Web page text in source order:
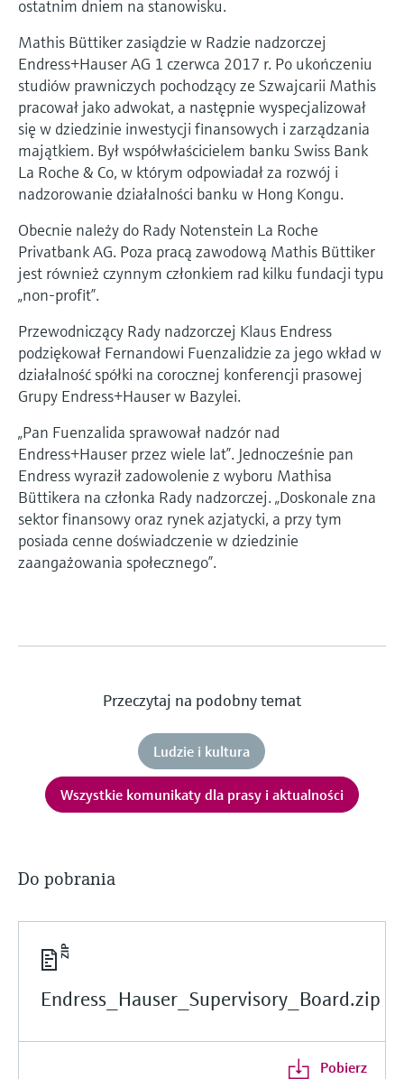
Dostęp do informacji o przyrządzie
Dostęp do szczegółowych danych przyrządu
(instrukcje obsługi, karty katalogowe, nowych
wersji i części zamienne) poprzez
wprowadzenie numeru seryjnego
Endress+Hauser podanego na tabliczce
znamionowej.
Znajdź części zamienne
Po wprowadzeniu kodu przyrządu, kodu
zamówieniowego lub numerze seryjnym
znajdziesz odpowiednią część zamienną oraz
rysunków i instrukcji montażowych, co ułatwi
dokonanie szybkiej wymiany lub naprawy.
Pomiar poziomu za pomocą
ciśnienia
Kup wszystko
measurement
Memosens technology
Kup wszystko
przejrzystości procesów
wspierającej podejmowanie decyzji
ostatnim dniem na stanowisku.
Mathis Büttiker zasiądzie w Radzie nadzorczej
Endress+Hauser AG 1 czerwca 2017 r. Po ukończeniu
studiów prawniczych pochodzący ze Szwajcarii Mathis
pracował jako adwokat, a następnie wyspecjalizował
się w dziedzinie inwestycji finansowych i zarządzania
majątkiem. Był współwłaścicielem banku Swiss Bank
La Roche & Co, w którym odpowiadał za rozwój i
nadzorowanie działalności banku w Hong Kongu.
Obecnie należy do Rady Notenstein La Roche
Privatbank AG. Poza pracą zawodową Mathis Büttiker
jest również czynnym członkiem rad kilku fundacji typu
„non-profit”.
Przewodniczący Rady nadzorczej Klaus Endress
podziękował Fernandowi Fuenzalidzie za jego wkład w
działalność spółki na corocznej konferencji prasowej
Grupy Endress+Hauser w Bazylei.
„Pan Fuenzalida sprawował nadzór nad
Endress+Hauser przez wiele lat”. Jednocześnie pan
Endress wyraził zadowolenie z wyboru Mathisa
Büttikera na członka Rady nadzorczej. „Doskonale zna
sektor finansowy oraz rynek azjatycki, a przy tym
posiada cenne doświadczenie w dziedzinie
zaangażowania społecznego”.
Przeczytaj na podobny temat
Ludzie i kultura
Wszystkie komunikaty dla prasy i aktualności
Do pobrania
Endress_Hauser_Supervisory_Board.zip
Pobierz